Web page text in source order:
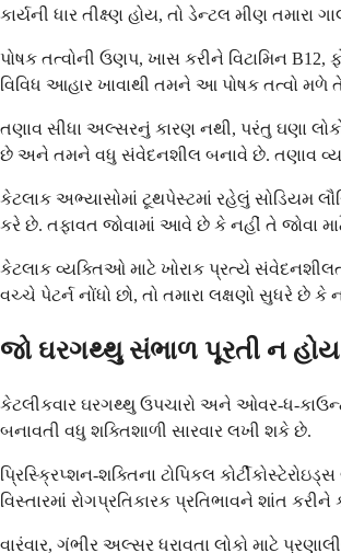
કાર્યની ધાર તીક્ષ્ણ હોય, તો ડેન્ટલ મીણ
પોષક તત્વોની ઉણપ, ખાસ કરીને વિટામિન
વિવિધ આહાર ખાવાથી તમને આ પોષક તત્વો મળે
તણાવ સીધા અલ્સરનું કારણ નથી, પરંતુ ઘણા
છે અને તમને વધુ સંવેદનશીલ બનાવે છે. તણાવ
કેટલાક અભ્યાસોમાં ટૂથપેસ્ટમાં રહેલું સોડિયમ
કરે છે. તફાવત જોવામાં આવે છે કે નહીં તે જોવા
કેટલાક વ્યક્તિઓ માટે ખોરાક પ્રત્યે
વચ્ચે પેટર્ન નોંધો છો, તો તમારા લક્ષણો સુધરે છે કે
જો ઘરગથ્થુ સંભાળ પૂરતી ન હોય
કેટલીકવાર ઘરગથ્થુ ઉપચારો અને ઓવર-ધ-
બનાવતી વધુ શક્તિશાળી સારવાર લખી શકે છે.
પ્રિસ્ક્રિપ્શન-શક્તિના ટોપિકલ
વિસ્તારમાં રોગપ્રતિકારક પ્રતિભાવને શાંત કરીને
વારંવાર, ગંભીર અલ્સર ધરાવતા લોકો માટે